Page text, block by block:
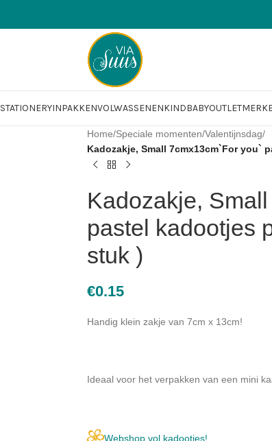
STATIONERYINPAKKENVOLWASSENENKINDBABYOUTLET
Home/Speciale momenten/Valentijnsdag/
Kadozakje, Small 7cmx13cm`For you`
Kadozakje,
pastel kadootjes
stuk )
€0.15
Handig klein zakje van 7cm x 13cm!
Ideaal voor het verpakken van een mini
Webshop vol kadootjes!